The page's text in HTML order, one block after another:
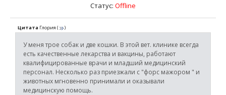
Статус: Offline
Цитата Глория ( )
У меня трое собак и две кошки. В этой вет. клинике всегда
есть качественные лекарства и вакцины, работают
квалифицированные врачи и младший медицинский
персонал. Несколько раз приезжали с "форс мажором " и
животных мгновенно принимали и оказывали
медицинскую помощь.